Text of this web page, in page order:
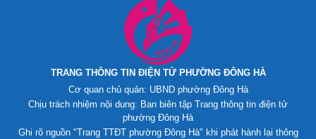
TRANG THÔNG TIN ĐIỆN TỬ PHƯỜNG ĐÔNG HÀ
Cơ quan chủ quản: UBND phường Đông Hà
Chịu trách nhiệm nội dung: Ban biên tập Trang thông tin điện tử
phường Đông Hà
Ghi rõ nguồn "Trang TTĐT phường Đông Hà" khi phát hành lại thông